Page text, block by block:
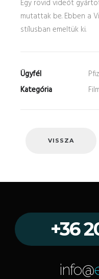
Egy rövid videót
mutattak be. Ebben a
stílusban emeltük ki.
Ügyfél
Kategória
VISSZA
+36
info@